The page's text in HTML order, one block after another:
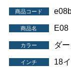
商品コード
商品名 E08
カラー ダ
インチ 18